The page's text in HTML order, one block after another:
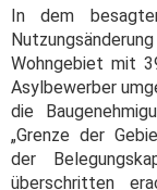
In dem
Wohngebiet mit
Asylbewerber
die
„Grenze der
der
überschritten